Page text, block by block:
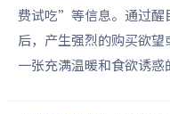
费试吃”等信息。通过醒
后，产生强烈的购买欲
一张充满温暖和食欲诱惑